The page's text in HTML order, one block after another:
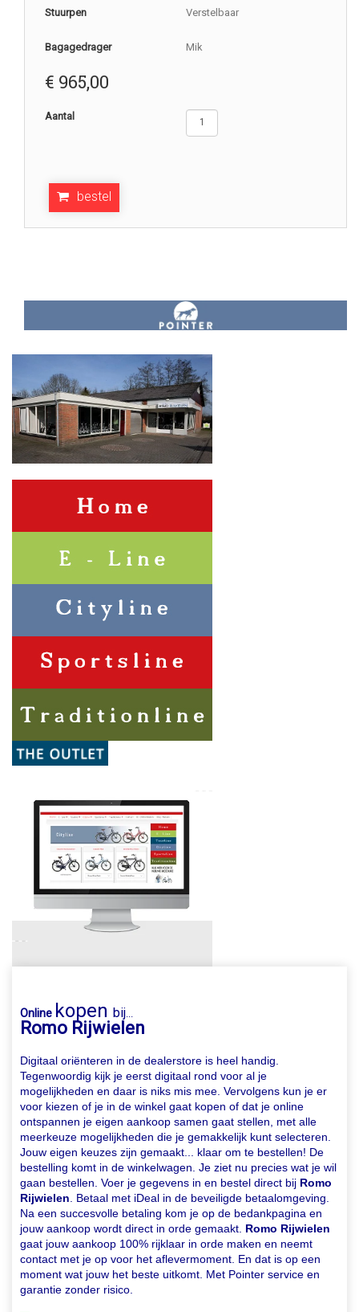
Stuurpen Verstelbaar
Bagagedrager Mik
€ 965,00
Aantal
bestel
Online kopen bij
Romo Rijwielen
Digitaal oriënteren in de dealerstore is heel handig.
Tegenwoordig kijk je eerst digitaal rond voor al je
mogelijkheden en daar is niks mis mee. Vervolgens kun je er
voor kiezen of je in de winkel gaat kopen of dat je online
ontspannen je eigen aankoop samen gaat stellen, met alle
meerkeuze mogelijkheden die je gemakkelijk kunt selecteren.
Jouw eigen keuzes zijn gemaakt... klaar om te bestellen! De
bestelling komt in de winkelwagen. Je ziet nu precies wat je wil
gaan bestellen. Voer je gegevens in en bestel direct bij Romo
Rijwielen . Betaal met iDeal in de beveiligde betaalomgeving.
Na een succesvolle betaling kom je op de bedankpagina en
jouw aankoop wordt direct in orde gemaakt. Romo Rijwielen
gaat jouw aankoop 100% rijklaar in orde maken en neemt
contact met je op voor het aflevermoment. En dat is op een
moment wat jouw het beste uitkomt. Met Pointer service en
garantie zonder risico.